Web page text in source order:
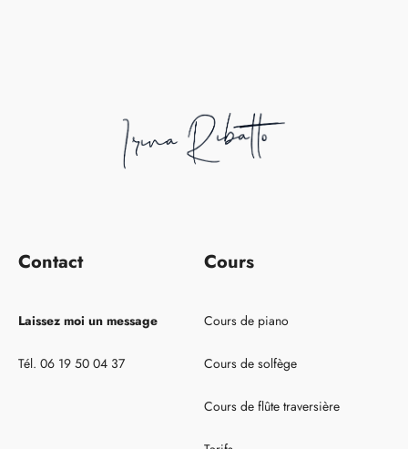
Contact
Laissez moi un message
Tél. 06 19 50 04 37
Cours
Cours de piano
Cours de solfège
Cours de flûte traversière